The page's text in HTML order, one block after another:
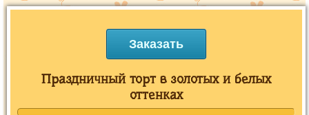
Заказать
Праздничный торт в золотых и белых
оттенках